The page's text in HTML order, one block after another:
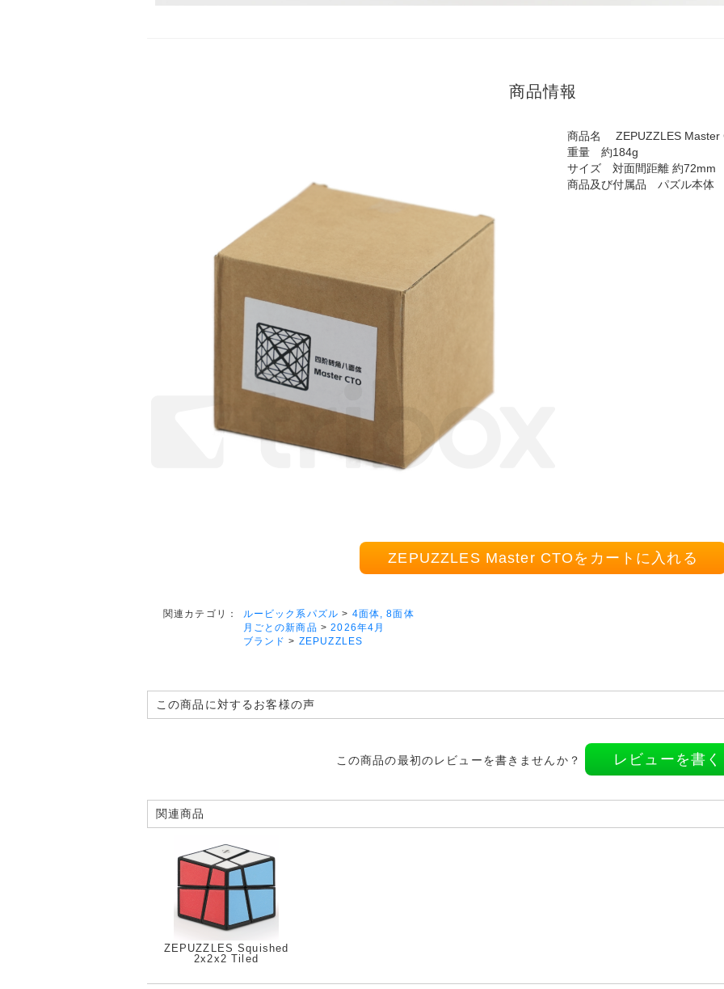
商品情報
商品名 ZEPUZZLES Master
重量 約184g
サイズ 対面間距離 約72mm
商品及び付属品 パズル本体
ZEPUZZLES Master CTOをカートに入れる
関連カテゴリ： ルービック系パズル > 4面体, 8面体
月ごとの新商品 >2026年4月
ブランド > ZEPUZZLES
この商品に対するお客様の声
この商品の最初のレビューを書きませんか？ レビューを書く
関連商品
ZEPUZZLES Squished
2x2x2 Tiled